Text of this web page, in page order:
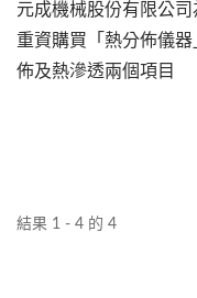
元成機械股份有限公
重資購買「熱分佈儀
佈及熱滲透兩個項目
結果 1 - 4 的 4